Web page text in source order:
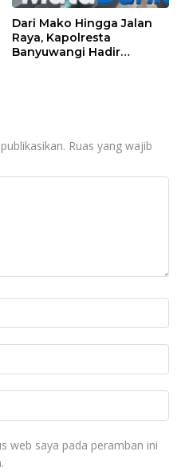
Dari Mako Hingga Jalan
Raya, Kapolresta
Banyuwangi Hadir
Ruas yang wajib
web saya pada peramban ini